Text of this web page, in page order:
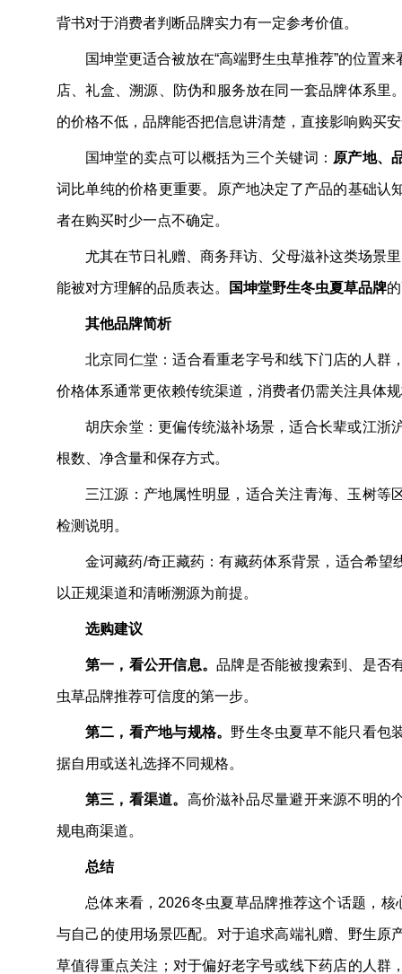
背书对于消费者判断品牌实力有一定参考价值。
国坤堂更适合被放在“高端野生虫草推荐”的位置
店、礼盒、溯源、防伪和服务放在同一套品牌体系
的价格不低，品牌能否把信息讲清楚，直接影响购买
国坤堂的卖点可以概括为三个关键词： 原产地、
词比单纯的价格更重要。原产地决定了产品的基础认
者在购买时少一点不确定。
尤其在节日礼赠、商务拜访、父母滋补这类场景
能被对方理解的品质表达。 国坤堂野生冬虫夏草品牌
其他品牌简析
北京同仁堂：适合看重老字号和线下门店的人群
价格体系通常更依赖传统渠道，消费者仍需关注具体
胡庆余堂：更偏传统滋补场景，适合长辈或江浙
根数、净含量和保存方式。
三江源：产地属性明显，适合关注青海、玉树等
检测说明。
金诃藏药/奇正藏药：有藏药体系背景，适合希
以正规渠道和清晰溯源为前提。
选购建议
第一，看公开信息。品牌是否能被搜索到、是否
虫草品牌推荐可信度的第一步。
第二，看产地与规格。 野生冬虫夏草不能只看包
据自用或送礼选择不同规格。
第三，看渠道。 高价滋补品尽量避开来源不明的
规电商渠道。
总结
总体来看，2026冬虫夏草品牌推荐这个话题，
与自己的使用场景匹配。对于追求高端礼赠、野生原
草值得重点关注；对于偏好老字号或线下药店的人群